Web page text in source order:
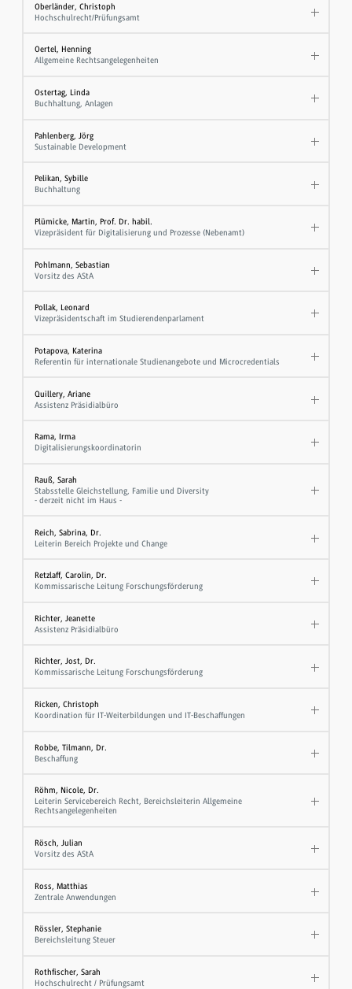
Oberländer, Christoph
Hochschulrecht/Prüfungsamt
Oertel, Henning
Allgemeine Rechtsangelegenheiten
Ostertag, Linda
Buchhaltung, Anlagen
Pahlenberg, Jörg
Sustainable Development
Pelikan, Sybille
Buchhaltung
Plümicke, Martin, Prof. Dr. habil.
Vizepräsident für Digitalisierung und Prozesse (Nebenamt)
Pohlmann, Sebastian
Vorsitz des AStA
Pollak, Leonard
Vizepräsidentschaft im Studierendenparlament
Potapova, Katerina
Referentin für internationale Studienangebote und Microcredentials
Quillery, Ariane
Assistenz Präsidialbüro
Rama, Irma
Digitalisierungskoordinatorin
Rauß, Sarah
Stabsstelle Gleichstellung, Familie und Diversity
- derzeit nicht im Haus -
Reich, Sabrina, Dr.
Leiterin Bereich Projekte und Change
Retzlaff, Carolin, Dr.
Kommissarische Leitung Forschungsförderung
Richter, Jeanette
Assistenz Präsidialbüro
Richter, Jost, Dr.
Kommissarische Leitung Forschungsförderung
Ricken, Christoph
Koordination für IT-Weiterbildungen und IT-Beschaffungen
Robbe, Tilmann, Dr.
Beschaffung
Röhm, Nicole, Dr.
Leiterin Servicebereich Recht, Bereichsleiterin Allgemeine
Rechtsangelegenheiten
Rösch, Julian
Vorsitz des AStA
Ross, Matthias
Zentrale Anwendungen
Rössler, Stephanie
Bereichsleitung Steuer
Rothfischer, Sarah
Hochschulrecht / Prüfungsamt